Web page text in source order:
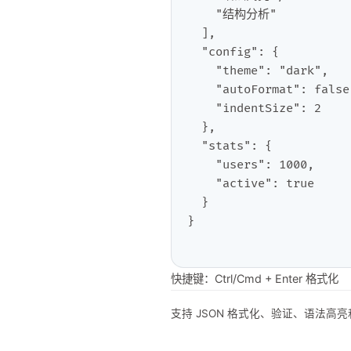
快捷键：Ctrl/Cmd + Enter 格式化
支持 JSON 格式化、验证、语法高